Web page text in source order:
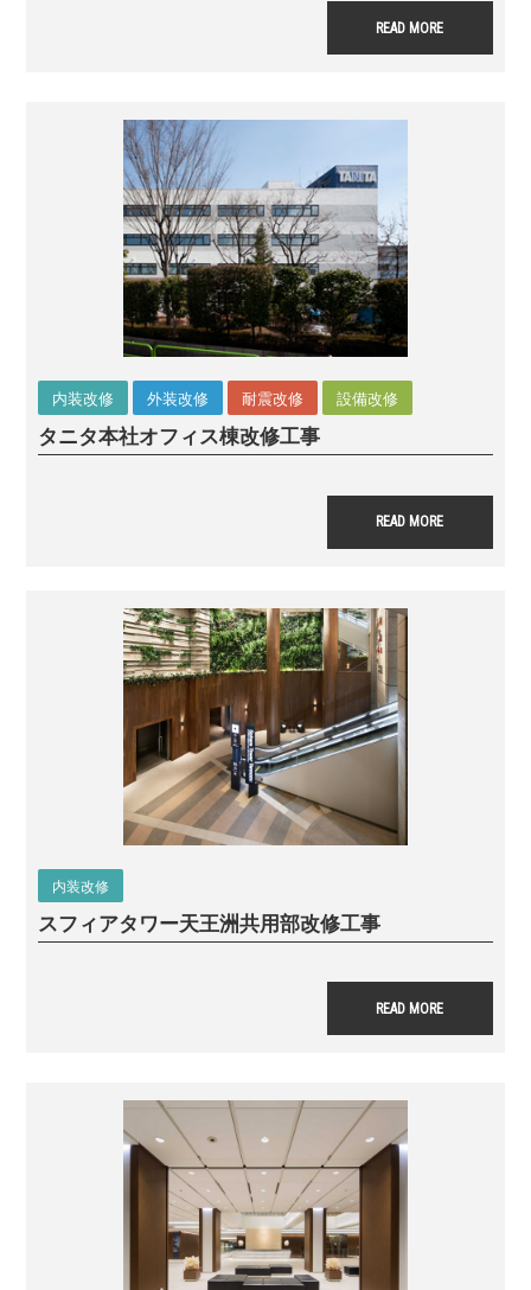
READ MORE
内装改修 外装改修 耐震改修 設備改修
タニタ本社オフィス棟改修工事
READ MORE
内装改修
スフィアタワー天王洲共用部改修工事
READ MORE